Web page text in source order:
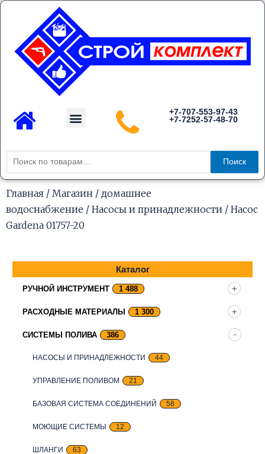
Перейти
содержимому
Menu
+7-707-553-97-43
+7-7252-57-48-70
Искать:
Поиск
Главная / Магазин / домашнее
водоснабжение / Насосы и принадлежности / Насос
Gardena 01757-20
Каталог
РУЧНОЙ ИНСТРУМЕНТ 1 488
РАСХОДНЫЕ МАТЕРИАЛЫ 1 300
СИСТЕМЫ ПОЛИВА 386
НАСОСЫ И ПРИНАДЛЕЖНОСТИ 44
УПРАВЛЕНИЕ ПОЛИВОМ 21
БАЗОВАЯ СИСТЕМА СОЕДИНЕНИЙ 58
МОЮЩИЕ СИСТЕМЫ 12
ШЛАНГИ 63